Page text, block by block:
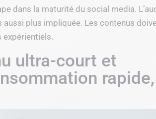
dans la maturité du social media.
aussi plus impliquée. Les contenus
expérientiels.
ultra-court et
rapide,